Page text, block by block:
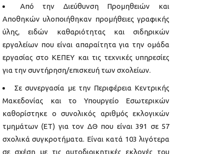
Από την Διεύθυνση Προμηθειών και
Αποθηκών υλοποιήθηκαν προμήθειες γραφικής
ύλης, ειδών καθαριότητας και σιδηρικών
εργαλείων που είναι απαραίτητα για την ομάδα
εργασίας στο ΚΕΠΕΥ και τις τεχνικές υπηρεσίες
για την συντήρηση/επισκευή των σχολείων.
Σε συνεργασία με την Περιφέρεια Κεντρικής
Μακεδονίας και το Υπουργείο Εσωτερικών
καθορίστηκε ο συνολικός αριθμός εκλογικών
τμημάτων (ΕΤ) για τον ΔΘ που είναι 391 σε 57
σχολικά συγκροτήματα. Είναι κατά 103 λιγότερα
σε σχέση με τις αυτοδιοικητικές εκλογές του